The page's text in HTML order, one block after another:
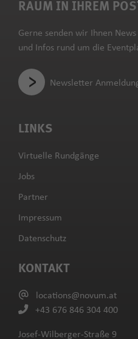
KONTAKT
locations@novum.at
+43 676 846 304 400
Josef-Wilberger-Straße 9
LINKS
Virtuelle Rundgänge
Jobs
Partner
Impressum
Datenschutz
RAUM IN IHREM
Gerne senden wir Ihnen
und Infos rund um die
Newsletter